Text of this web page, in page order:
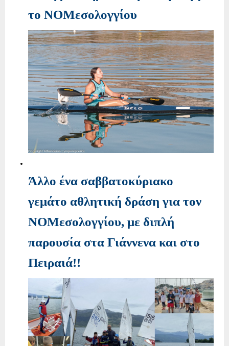
το ΝOΜεσολογγίου
Άλλο ένα σαββατοκύριακο
γεμάτο αθλητική δράση για τον
ΝΟΜεσολογγίου, με διπλή
παρουσία στα Γιάννενα και στο
Πειραιά!!